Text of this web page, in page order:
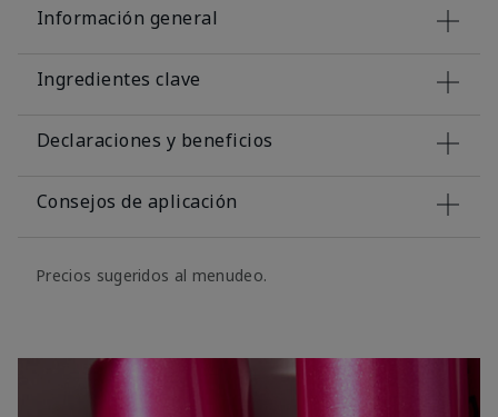
Información general
Ingredientes clave
Declaraciones y beneficios
Consejos de aplicación
Precios sugeridos al menudeo.